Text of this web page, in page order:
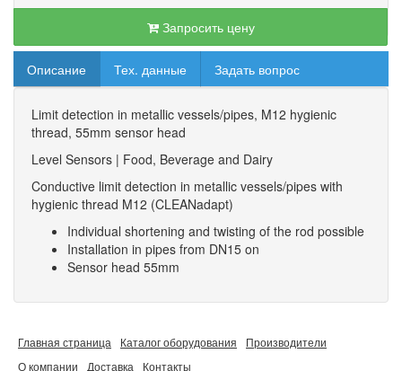
Запросить цену
Описание Тех. данные Задать вопрос
Limit detection in metallic vessels/pipes, M12 hygienic
thread, 55mm sensor head
Level Sensors | Food, Beverage and Dairy
Conductive limit detection in metallic vessels/pipes with
hygienic thread M12 (CLEANadapt)
Individual shortening and twisting of the rod possible
Installation in pipes from DN15 on
Sensor head 55mm
Главная страница Каталог оборудования
Производители
О компании
Доставка Контакты